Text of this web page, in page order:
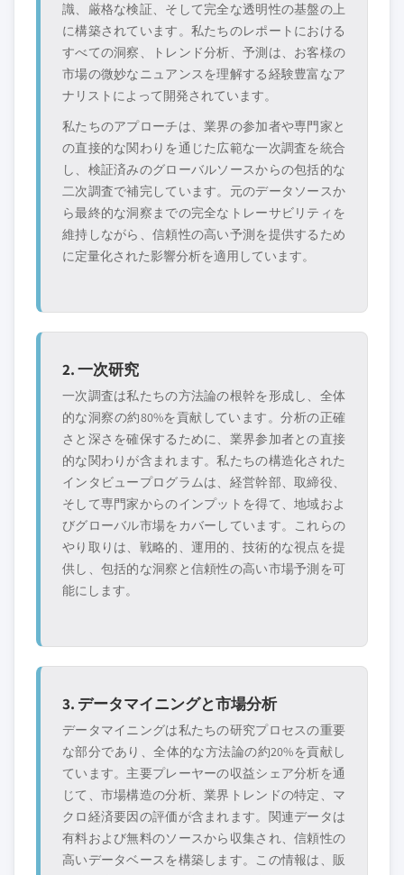
識、厳格な検証、そして完全な透明性の基盤の上
に構築されています。私たちのレポートにおける
すべての洞察、トレンド分析、予測は、お客様の
市場の微妙なニュアンスを理解する経験豊富なア
ナリストによって開発されています。
私たちのアプローチは、業界の参加者や専門家と
の直接的な関わりを通じた広範な一次調査を統合
し、検証済みのグローバルソースからの包括的な
二次調査で補完しています。元のデータソースか
ら最終的な洞察までの完全なトレーサビリティを
維持しながら、信頼性の高い予測を提供するため
に定量化された影響分析を適用しています。
2. 一次研究
一次調査は私たちの方法論の根幹を形成し、全体
的な洞察の約80%を貢献しています。分析の正確
さと深さを確保するために、業界参加者との直接
的な関わりが含まれます。私たちの構造化された
インタビュープログラムは、経営幹部、取締役、
そして専門家からのインプットを得て、地域およ
びグローバル市場をカバーしています。これらの
やり取りは、戦略的、運用的、技術的な視点を提
供し、包括的な洞察と信頼性の高い市場予測を可
能にします。
3. データマイニングと市場分析
データマイニングは私たちの研究プロセスの重要
な部分であり、全体的な方法論の約20%を貢献し
ています。主要プレーヤーの収益シェア分析を通
じて、市場構造の分析、業界トレンドの特定、マ
クロ経済要因の評価が含まれます。関連データは
有料および無料のソースから収集され、信頼性の
高いデータベースを構築します。この情報は、販